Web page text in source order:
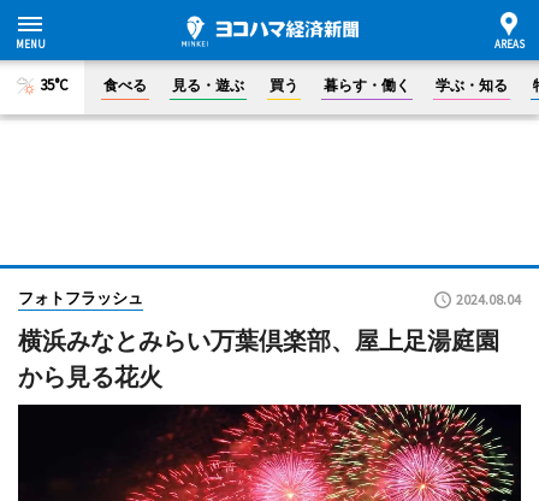
35°C 食べる 見る・遊ぶ 買う 暮らす・働く 学ぶ・知る
フォトフラッシュ 2024.08.04
横浜みなとみらい万葉倶楽部、屋上足湯庭園
から見る花火